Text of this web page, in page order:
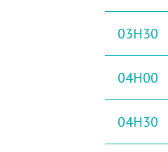
03H30
04H00
04H30